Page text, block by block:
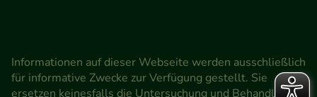
Informationen auf dieser Webseite werden ausschließlich
für informative Zwecke zur Verfügung gestellt. Sie
ersetzen keinesfalls die Untersuchung und Behandlung